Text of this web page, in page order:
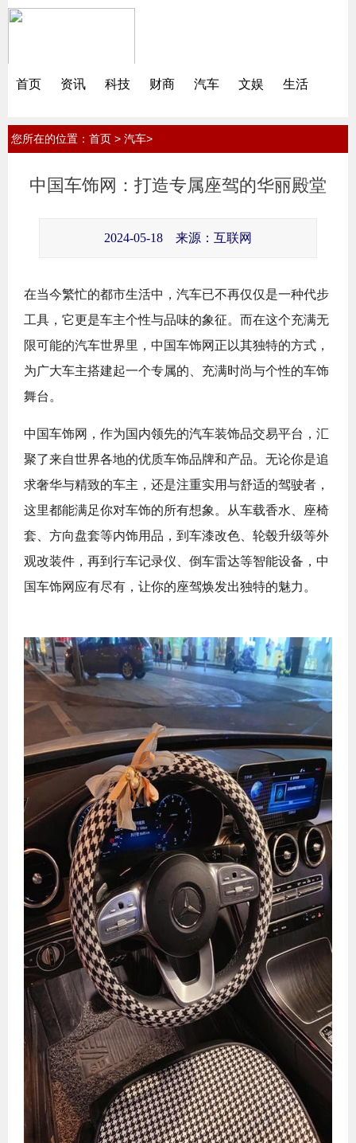
首页 资讯 科技 财商 汽车 文娱 生活
您所在的位置： 首页 > 汽车>
中国车饰网：打造专属座驾的华丽殿堂
2024-05-18 来源：互联网
在当今繁忙的都市生活中，汽车已不再仅仅是一种代步
工具，它更是车主个性与品味的象征。而在这个充满无
限可能的汽车世界里，中国车饰网正以其独特的方式，
为广大车主搭建起一个专属的、充满时尚与个性的车饰
舞台。
中国车饰网，作为国内领先的汽车装饰品交易平台，汇
聚了来自世界各地的优质车饰品牌和产品。无论你是追
求奢华与精致的车主，还是注重实用与舒适的驾驶者，
这里都能满足你对车饰的所有想象。从车载香水、座椅
套、方向盘套等内饰用品，到车漆改色、轮毂升级等外
观改装件，再到行车记录仪、倒车雷达等智能设备，中
国车饰网应有尽有，让你的座驾焕发出独特的魅力。